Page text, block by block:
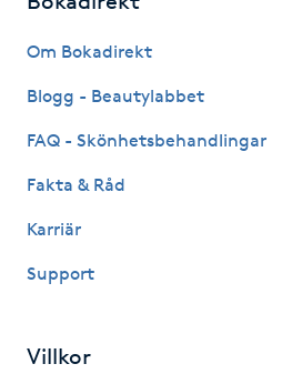
Hårförlängning
Hälsa
Idrottsmassage
IPL
Om Bokadirekt
Blogg - Beautylabbet
FAQ - Skönhetsbehandlingar
Fakta & Råd
Karriär
Support
Villkor